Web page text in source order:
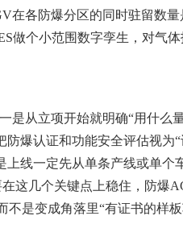
在各防爆分区的同时驻留数
做个小范围数字孪生，对气
从立项开始就明确“用什么
爆认证和功能安全评估视为
线一定先从单条产线或单个
这几个关键点上稳住，防爆
是变成角落里“有证书的样板